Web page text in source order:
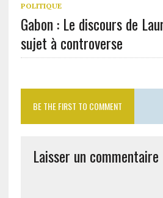
POLITIQUE
Gabon : Le discours de
sujet à controverse
BE THE FIRST TO COMMENT
Laisser un commentaire